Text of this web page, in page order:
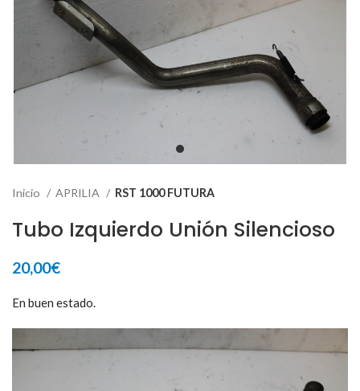
Inicio APRILIA RST 1000 FUTURA
Tubo Izquierdo Unión Silencioso
20,00€
En buen estado.